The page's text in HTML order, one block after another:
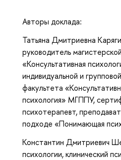
Авторы доклада:
Татьяна Дмитриевна
руководитель
«Консультативная
индивидуальной и
факультета
психология» МГППУ,
психотерапевт,
подходе «Понимающая
Константин Дмитриевич
психологии, клинический